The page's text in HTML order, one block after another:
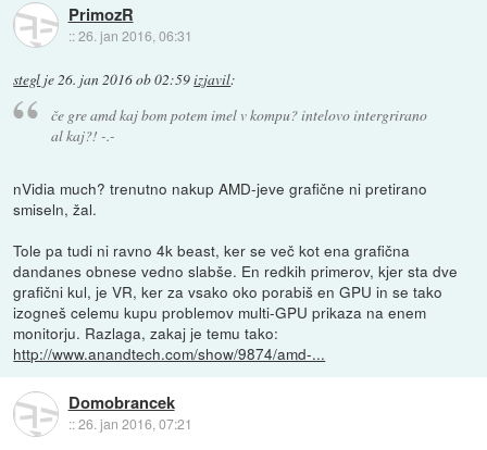
PrimozR
::26. jan 2016, 06:31
stegl je 26. jan 2016 ob 02:59izjavil:
če gre amd kaj bom potem imel v kompu? intelovo intergrirano
al kaj?! -.-
nVidia much? trenutno nakup AMD-jeve grafične ni pretirano
smiseln, žal.
Tole pa tudi ni ravno 4k beast, ker se več kot ena grafična
dandanes obnese vedno slabše. En redkih primerov, kjer sta dve
grafični kul, je VR, ker za vsako oko porabiš en GPU in se tako
izogneš celemu kupu problemov multi-GPU prikaza na enem
monitorju. Razlaga, zakaj je temu tako:
http://www.anandtech.com/show/9874/amd-...
Domobrancek
::26. jan 2016, 07:21